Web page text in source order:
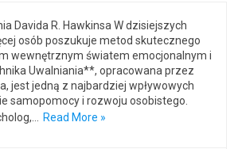
Davida R. Hawkinsa W dzisiejszych
osób poszukuje metod skutecznego
wewnętrznym światem emocjonalnym i
Uwalniania**, opracowana przez
jest jedną z najbardziej wpływowych
samopomocy i rozwoju osobistego.
Read More »